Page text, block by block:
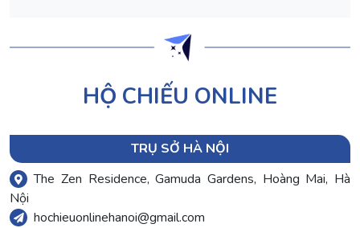
HỘ CHIẾU ONLINE
TRỤ SỞ HÀ NỘI
The Zen Residence, Gamuda Gardens, Hoàng Mai, Hà
Nội
hochieuonlinehanoi@gmail.com